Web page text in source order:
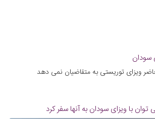
سودان
ویزای توریستی به متقاضیان نمی دهد
با ویزای سودان به آنها سفر کرد